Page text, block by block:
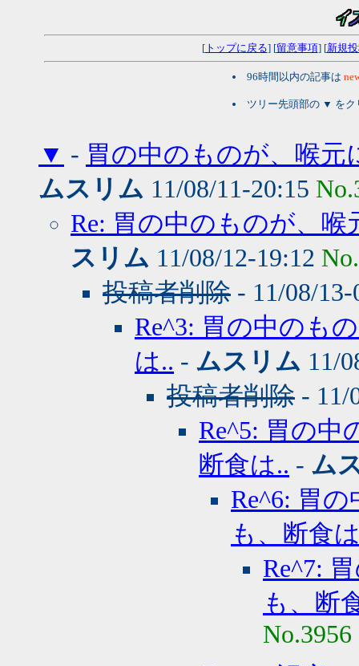
[トップに戻る] [留意事項] [新規
96時間以内の記事は
ツリー先頭部の ▼ をク
▼ - 胃の中のものが、喉
ムスリム 11/08/11-20:15
Re: 胃の中のものが、
スリム 11/08/12-19:12
投稿者削除 - 11/08/
Re^3: 胃の中のも
は.. - ムスリム 11/
投稿者削除 - 11/
Re^5: 胃の中
断食は.. - ム
Re^6: 胃
も、断食
Re^7:
も、断
No.3956